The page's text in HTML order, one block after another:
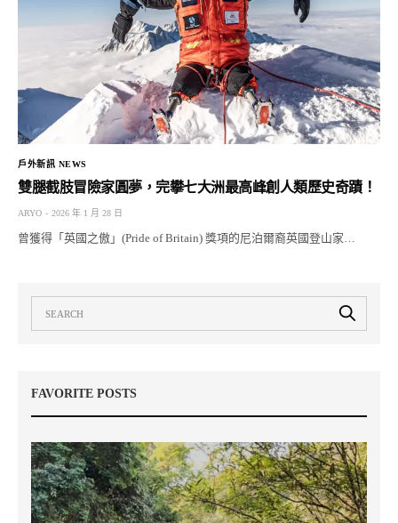
戶外新訊 NEWS
雙腿截肢冒險家圓夢，完攀七大洲最高峰創人類歷史奇蹟！
ARYO 2026 年 1 月 28 日
曾獲得「英國之傲」(Pride of Britain) 獎項的尼泊爾裔英國登山家…
FAVORITE POSTS